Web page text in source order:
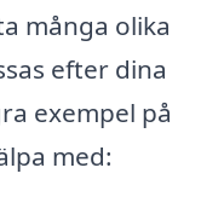
många olika
efter dina
exempel på
med: